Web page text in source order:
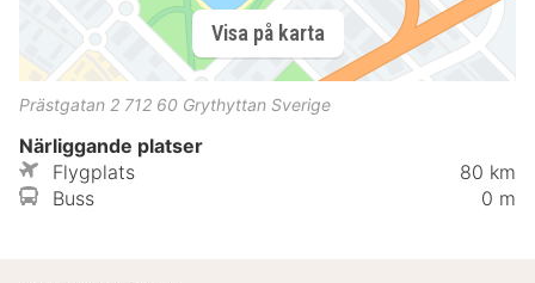
Visa på karta
Prästgatan 2 712 60 Grythyttan Sverige
Närliggande platser
Flygplats
80 km
Buss
0 m